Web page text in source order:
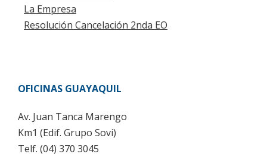
La Empresa
Resolución Cancelación 2nda EO
OFICINAS GUAYAQUIL
Av. Juan Tanca Marengo
Km1 (Edif. Grupo Sovi)
Telf. (04) 370 3045